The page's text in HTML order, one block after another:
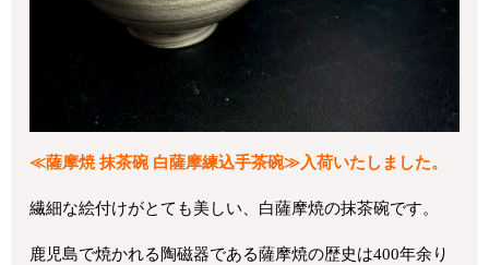
≪薩摩焼 抹茶碗 白薩摩練込手茶碗≫入荷いたしました。
繊細な絵付けがとても美しい、白薩摩焼の抹茶碗です。
鹿児島で焼かれる陶磁器である薩摩焼の歴史は400年余り